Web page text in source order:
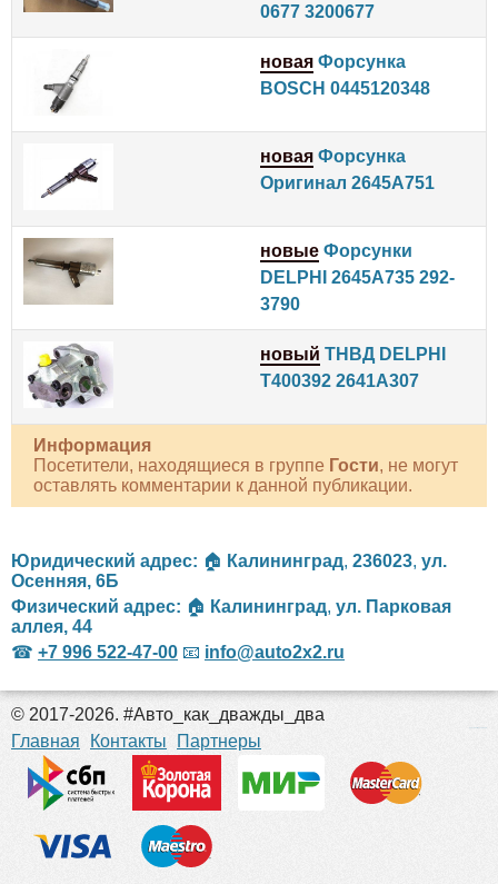
0677 3200677
новая Форсунка
BOSCH 0445120348
новая Форсунка
Оригинал 2645A751
новые Форсунки
DELPHI 2645A735 292-
3790
новый ТНВД DELPHI
T400392 2641A307
Информация
Посетители, находящиеся в группе Гости, не могут
оставлять комментарии к данной публикации.
Юридический адрес: 🏠 Калининград, 236023, ул.
Осенняя, 6Б
Физический адрес: 🏠 Калининград, ул. Парковая
аллея, 44
☎ +7 996 522-47-00 📧 info@auto2x2.ru
© 2017-2026. #Авто_как_дважды_два
Главная
Контакты Партнеры